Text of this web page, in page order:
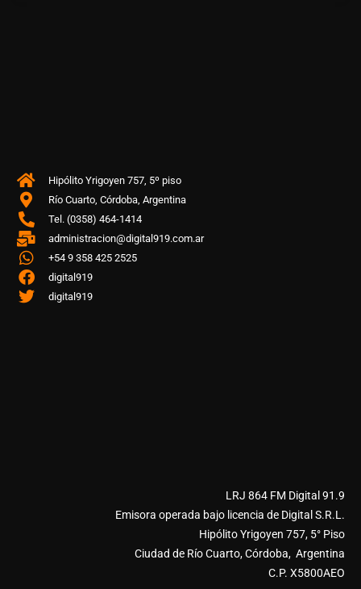
Hipólito Yrigoyen 757, 5º piso
Río Cuarto, Córdoba, Argentina
Tel. (0358) 464-1414
administracion@digital919.com.ar
+54 9 358 425 2525
digital919
digital919
LRJ 864 FM Digital 91.9
Emisora operada bajo licencia de Digital S.R.L.
Hipólito Yrigoyen 757, 5° Piso
Ciudad de Río Cuarto, Córdoba, Argentina
C.P. X5800AEO